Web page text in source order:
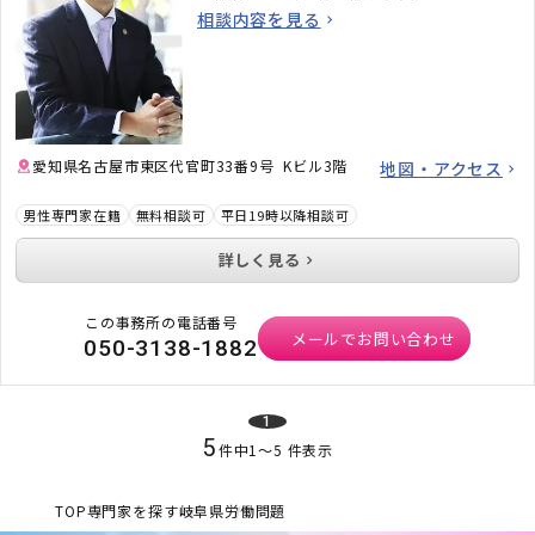
相談内容を見る
愛知県名古屋市東区代官町33番9号 Kビル3階 地図・アクセス
男性専門家在籍 無料相談可 平日19時以降相談可
詳しく見る
この事務所の電話番号
050-3138-1882 メールでお問い合わせ
1
5件中1〜5 件表示
TOP専門家を探す岐阜県労働問題